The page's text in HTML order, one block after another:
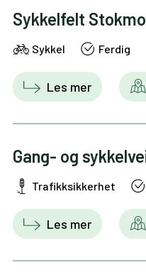
Sykkelfelt
Sykkel Ferdig
Les mer
Gang- og
Trafikksikkerhet
Les mer